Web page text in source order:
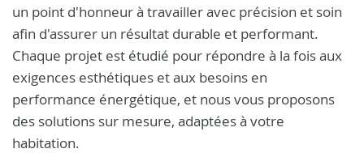
un point d'honneur à travailler avec précision et soin
afin d'assurer un résultat durable et performant.
Chaque projet est étudié pour répondre à la fois aux
exigences esthétiques et aux besoins en
performance énergétique, et nous vous proposons
des solutions sur mesure, adaptées à votre
habitation.